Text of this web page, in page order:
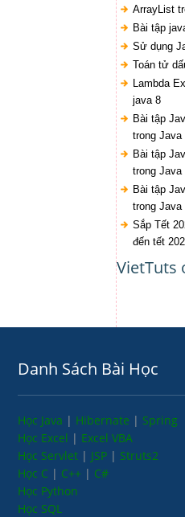
ArrayList
Bài tập
Sử dụng
Toán tử
Lambda
java 8
Bài tập
trong Java
Bài tập
trong Java
Bài tập
trong Java
Sắp Tết
đến tết
VietTuts
Danh Sách Bài Học
Học Java | Hibernate | Spring
Học Excel | Excel VBA
Học Servlet | JSP | Struts2
Học C | C++ | C#
Học Python
Học SQL